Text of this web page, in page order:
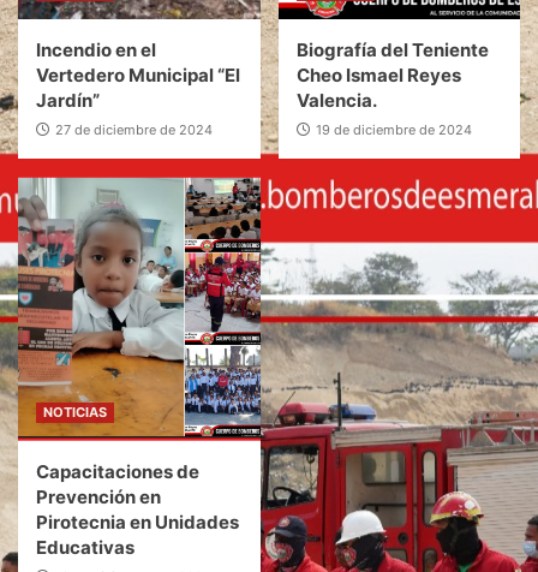
Incendio en el
Vertedero Municipal “El
Jardín”
27 de diciembre de 2024
Biografía del Teniente
Cheo Ismael Reyes
Valencia.
19 de diciembre de 2024
NOTICIAS
Capacitaciones de
Prevención en
Pirotecnia en Unidades
Educativas